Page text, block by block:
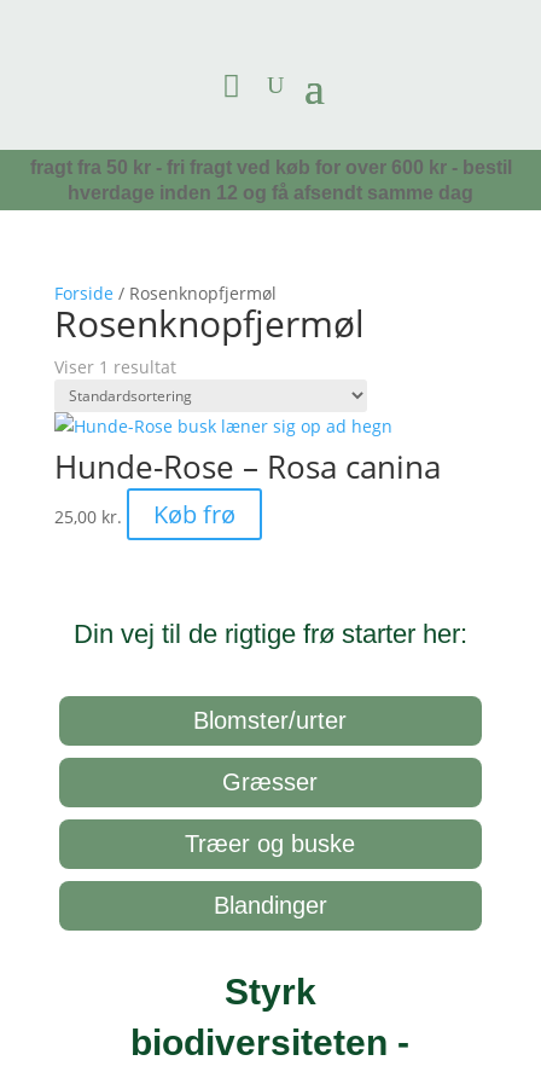
fragt fra 50 kr - fri fragt ved køb for over 600 kr - bestil
hverdage inden 12 og få afsendt samme dag
Forside / Rosenknopfjermøl
Rosenknopfjermøl
Viser 1 resultat
Hunde-Rose – Rosa canina
25,00 kr. Køb frø
Din vej til de rigtige frø starter her:
Blomster/urter
Græsser
Træer og buske
Blandinger
Styrk
biodiversiteten -